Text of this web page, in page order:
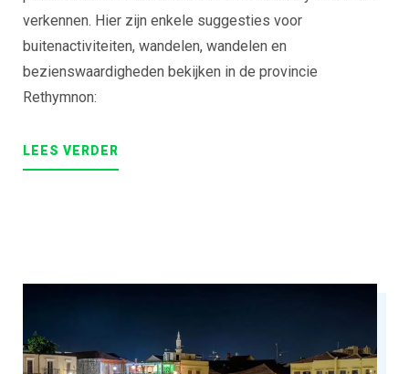
verkennen. Hier zijn enkele suggesties voor
buitenactiviteiten, wandelen, wandelen en
bezienswaardigheden bekijken in de provincie
Rethymnon:
LEES “OUTDOOR
ACTIVITIES
NATURE
VERDER